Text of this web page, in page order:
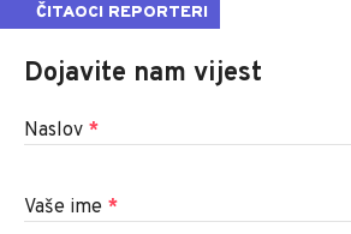
ČITAOCI REPORTERI
Dojavite nam vijest
Naslov *
Vaše ime *